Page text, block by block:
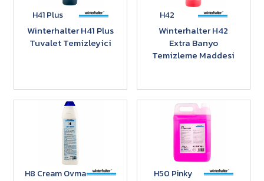
H41 Plus
Winterhalter H41 Plus
Tuvalet Temizleyici
H42
Winterhalter H42
Extra Banyo
Temizleme Maddesi
H8 Cream Ovma H50 Pinky